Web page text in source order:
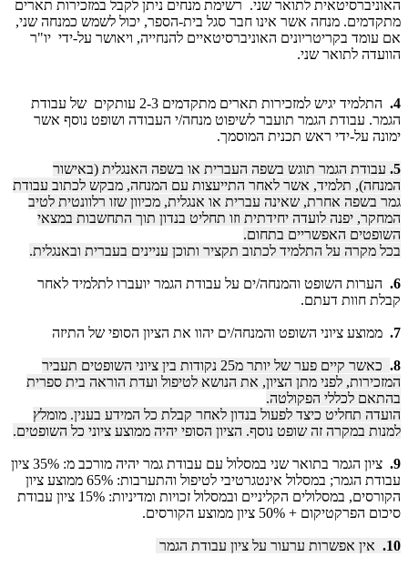
האוניברסיטאית לתואר שני. רשימת מנחים ניתן לקבל במזכירות תארים
מתקדמים. מנחה אשר אינו חבר סגל בית-הספר, יכול לשמש כמנחה שני,
אם עומד בקריטריונים האוניברסיטאיים להנחייה, ויאושר על-ידי יו"ר
הוועדה לתואר שני.
4.
התלמיד יגיש למזכירות תארים מתקדמים 2-3 עותקים של עבודת
הגמר. עבודת הגמר תועבר לשיפוט מנחה/י העבודה ושופט נוסף אשר
ימונה על-ידי ראש תכנית המוסמך.
5. עבודת הגמר תוגש בשפה העברית או בשפה האנגלית (באישור
המנחה), תלמיד, אשר לאחר התייעצות עם המנחה, מבקש לכתוב עבודת
גמר בשפה אחרת, שאינה עברית או אנגלית, מכיוון שזו רלוונטית לטיב
המחקר, יפנה לועדה יחידתית וזו תחליט בנדון תוך התחשבות במצאי
השופטים האפשריים בתחום.
בכל מקרה על התלמיד לכתוב תקציר ותוכן עניינים בעברית ובאנגלית.
6.
הערות השופט והמנחה/ים על עבודת הגמר יועברו לתלמיד לאחר
קבלת חוות דעתם.
7. ממוצע ציוני השופט והמנחה/ים יהוו את הציון הסופי של התיזה
8.
כאשר קיים פער של יותר מ25 נקודות בין ציוני השופטים תעביר
המזכירות, לפני מתן הציון, את הנושא לטיפול ועדת הוראה בית ספרית
בהתאם לכללי הפקולטה.
הועדה תחליט כיצד לפעול בנדון לאחר קבלת כל המידע בענין. מומלץ
למנות במקרה זה שופט נוסף. הציון הסופי יהיה ממוצע ציוני כל השופטים.
9.
ציון הגמר בתואר שני במסלול עם עבודת גמר יהיה מורכב מ: 35% ציון
עבודת הגמר; במסלול אינטגרטיבי לטיפול והתערבות: 65% ממוצע ציון
הקורסים, במסלולים הקליניים ובמסלול זכויות ומדיניות: 15% ציון עבודת
סיכום הפרקטיקום + 50% ציון ממוצע הקורסים.
10. אין אפשרות ערעור על ציון עבודת הגמר